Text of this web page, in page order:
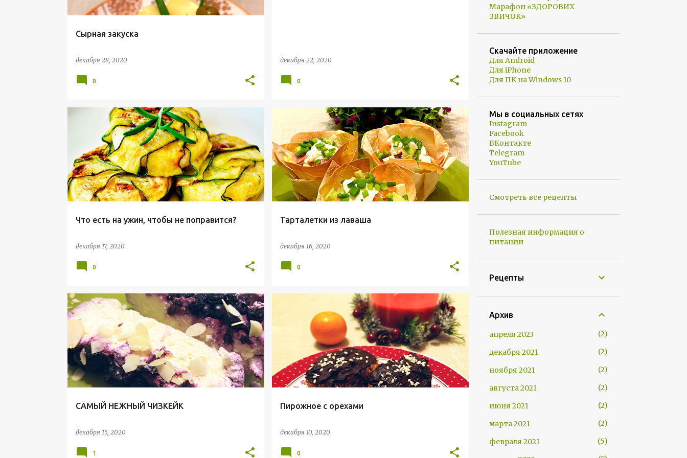
Сырная закуска
декабря 28, 2020
0
декабря 22, 2020
0
Что есть на ужин, чтобы не поправится?
декабря 17, 2020
ПОЛЕЗНАЯ ИНФОРМАЦИЯ ПП ПП УЖИН
ПРАВИЛЬНОЕ ПИТАНИЕ
0
Тарталетки из лаваша
декабря 16, 2020
ПП ЗАКУСКА ПП ОБЕД
ПРАВИЛЬНОЕ ПИТАНИЕ +
РЕЦЕПТЫ
0
САМЫЙ НЕЖНЫЙ ЧИЗКЕЙК
декабря 15, 2020
ЗДОРОВАЯ ЕДА ЗОЖ ПП ПП ДЕСЕРТ
ПП РЕЦЕПТЫ ПП ЧИЗКЕЙК +
ПРОСТЫЕ РЕЦЕПТЫ
1
Пирожное с орехами
декабря 10, 2020
ПП ДЕСЕРТ ПП КОНФЕТЫ ПП РЕЦЕПТЫ
ПРАВИЛЬНОЕ ПИТАНИЕ +
РЕЦЕПТЫ
0
Марафон «ЗДОРОВИХ
ЗВИЧОК»
Скачайте приложение
Для Android
Для iPhone
Для ПК на Windows 10
Мы в социальных сетях
Instagram
Facebook
ВКонтакте
Telegram
YouTube
Смотреть все рецепты
Полезная информация о
питании
Рецепты
Архив
апреля 2023
2
декабря 2021
2
ноября 2021
2
августа 2021
2
июня 2021
2
марта 2021
2
февраля 2021
5